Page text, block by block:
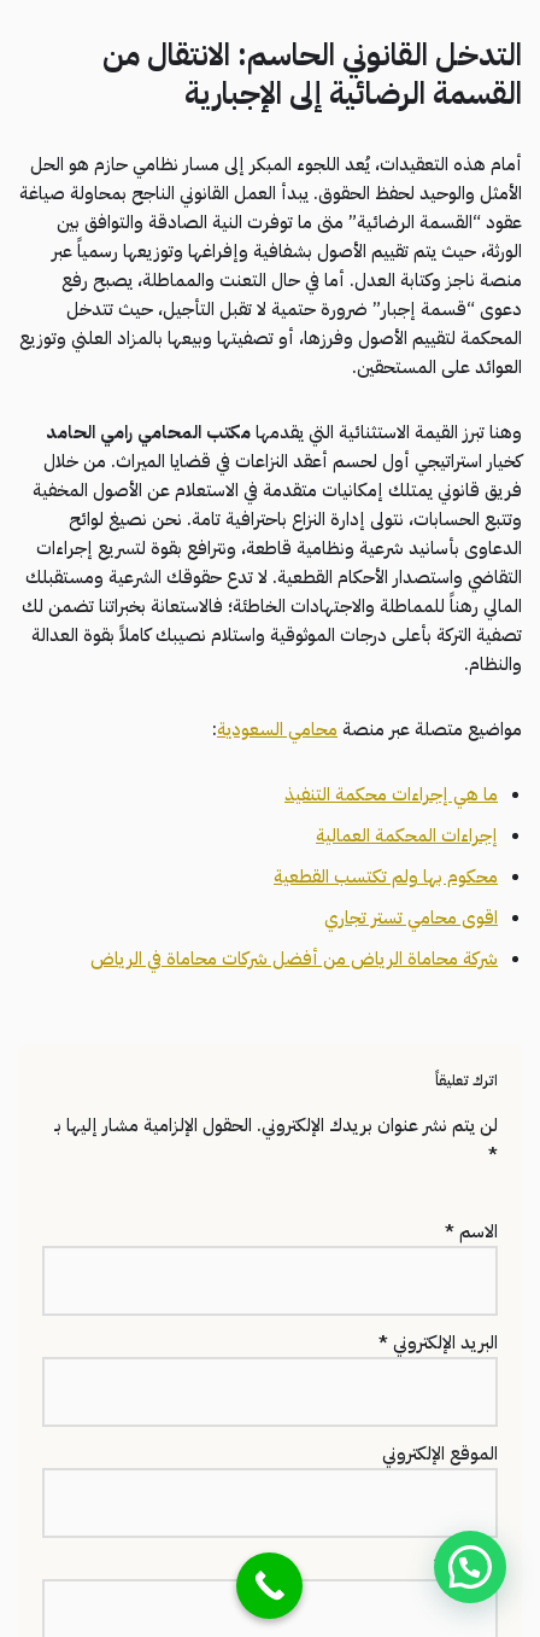
التدخل القانوني الحاسم: الانتقال من
القسمة الرضائية إلى الإجبارية
أمام هذه التعقيدات، يُعد اللجوء المبكر إلى مسار نظامي حازم هو الحل
الأمثل والوحيد لحفظ الحقوق. يبدأ العمل القانوني الناجح بمحاولة صياغة
عقود “القسمة الرضائية” متى ما توفرت النية الصادقة والتوافق بين
الورثة، حيث يتم تقييم الأصول بشفافية وإفراغها وتوزيعها رسمياً عبر
منصة ناجز وكتابة العدل. أما في حال التعنت والمماطلة، يصبح رفع
دعوى “قسمة إجبار” ضرورة حتمية لا تقبل التأجيل، حيث تتدخل
المحكمة لتقييم الأصول وفرزها، أو تصفيتها وبيعها بالمزاد العلني وتوزيع
العوائد على المستحقين.
وهنا تبرز القيمة الاستثنائية التي يقدمهامكتب المحامي رامي الحامد
كخيار استراتيجي أول لحسم أعقد النزاعات في قضايا الميراث. من خلال
فريق قانوني يمتلك إمكانيات متقدمة في الاستعلام عن الأصول المخفية
وتتبع الحسابات، نتولى إدارة النزاع باحترافية تامة. نحن نصيغ لوائح
الدعاوى بأسانيد شرعية ونظامية قاطعة، ونترافع بقوة لتسريع إجراءات
التقاضي واستصدار الأحكام القطعية. لا تدع حقوقك الشرعية ومستقبلك
المالي رهناً للمماطلة والاجتهادات الخاطئة؛ فالاستعانة بخبراتنا تضمن لك
تصفية التركة بأعلى درجات الموثوقية واستلام نصيبك كاملاً بقوة العدالة
والنظام.
مواضيع متصلة عبر منصة محامي السعودية:
ما هي إجراءات محكمة التنفيذ
إجراءات المحكمة العمالية
محكوم بها ولم تكتسب القطعية
اقوى محامي تستر تجاري
شركة محاماة الرياض من أفضل شركات محاماة في الرياض
اترك تعليقاً
لن يتم نشر عنوان بريدك الإلكتروني. الحقول الإلزامية مشار إليها بـ
*
الاسم*
البريد الإلكتروني*
الموقع الإلكتروني
التعليق *